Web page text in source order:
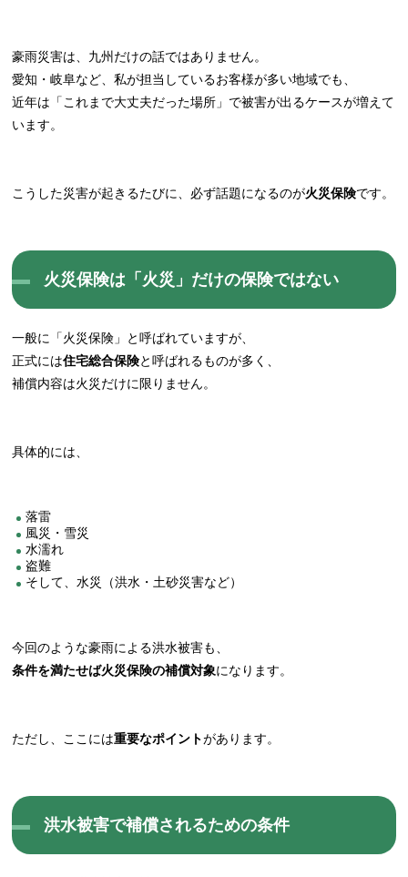
豪雨災害は、九州だけの話ではありません。
愛知・岐阜など、私が担当しているお客様が多い地域でも、
近年は「これまで大丈夫だった場所」で被害が出るケースが増えて
います。
こうした災害が起きるたびに、必ず話題になるのが火災保険です。
火災保険は「火災」だけの保険ではない
一般に「火災保険」と呼ばれていますが、
正式には住宅総合保険と呼ばれるものが多く、
補償内容は火災だけに限りません。
具体的には、
落雷
風災・雪災
水濡れ
盗難
そして、水災（洪水・土砂災害など）
今回のような豪雨による洪水被害も、
条件を満たせば火災保険の補償対象になります。
ただし、ここには重要なポイントがあります。
洪水被害で補償されるための条件